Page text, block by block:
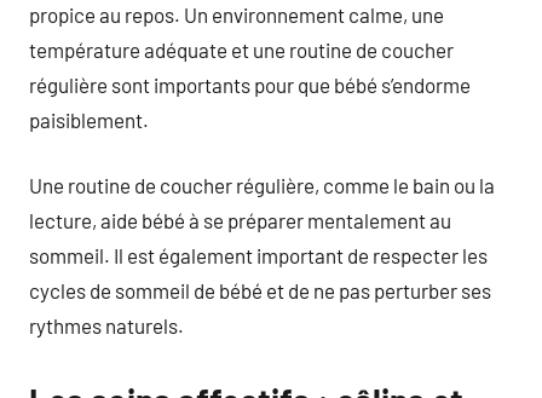
propice au repos. Un environnement calme, une
température adéquate et une routine de coucher
régulière sont importants pour que bébé s’endorme
paisiblement.
Une routine de coucher régulière, comme le bain ou la
lecture, aide bébé à se préparer mentalement au
sommeil. Il est également important de respecter les
cycles de sommeil de bébé et de ne pas perturber ses
rythmes naturels.